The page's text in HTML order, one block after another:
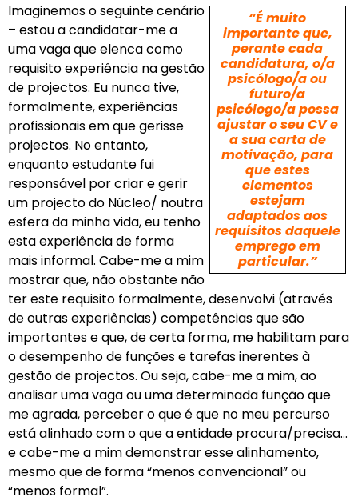
“É muito
importante que,
perante cada
candidatura, o/a
psicólogo/a ou
futuro/a
psicólogo/a possa
ajustar o seu CV e
a sua carta de
motivação, para
que estes
elementos
estejam
adaptados aos
requisitos daquele
emprego em
particular.”
Imaginemos o seguinte cenário
– estou a candidatar-me a
uma vaga que elenca como
requisito experiência na gestão
de projectos. Eu nunca tive,
formalmente, experiências
profissionais em que gerisse
projectos. No entanto,
enquanto estudante fui
responsável por criar e gerir
um projecto do Núcleo/ noutra
esfera da minha vida, eu tenho
esta experiência de forma
mais informal. Cabe-me a mim
mostrar que, não obstante não
ter este requisito formalmente, desenvolvi (através
de outras experiências) competências que são
importantes e que, de certa forma, me habilitam para
o desempenho de funções e tarefas inerentes à
gestão de projectos. Ou seja, cabe-me a mim, ao
analisar uma vaga ou uma determinada função que
me agrada, perceber o que é que no meu percurso
está alinhado com o que a entidade procura/precisa…
e cabe-me a mim demonstrar esse alinhamento,
mesmo que de forma “menos convencional” ou
“menos formal”.